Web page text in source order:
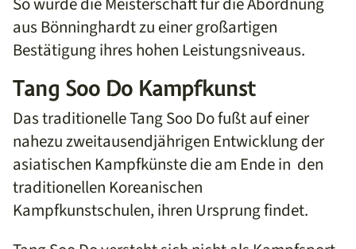
aus Bönninghardt zu einer großartigen
Bestätigung ihres hohen Leistungsniveaus.
Tang Soo Do Kampfkunst
Das traditionelle Tang Soo Do fußt auf einer
nahezu zweitausendjährigen Entwicklung der
asiatischen Kampfkünste die am Ende in den
traditionellen Koreanischen
Kampfkunstschulen, ihren Ursprung findet.